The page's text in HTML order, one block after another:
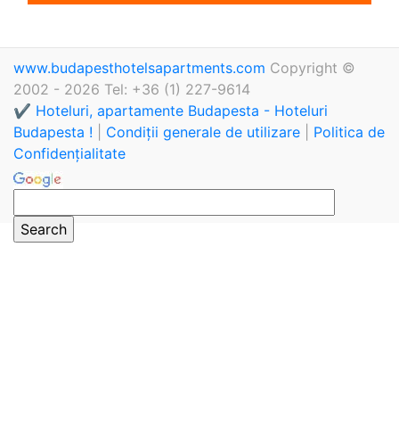
www.budapesthotelsapartments.com Copyright ©
2002 - 2026 Tel: +36 (1) 227-9614
✔️ Hoteluri, apartamente Budapesta - Hoteluri
Budapesta !
Condiții generale de utilizare
Politica de
Confidențialitate